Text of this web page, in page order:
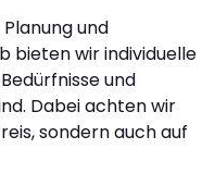
und
bieten wir individuelle
und
Dabei achten wir
sondern auch auf